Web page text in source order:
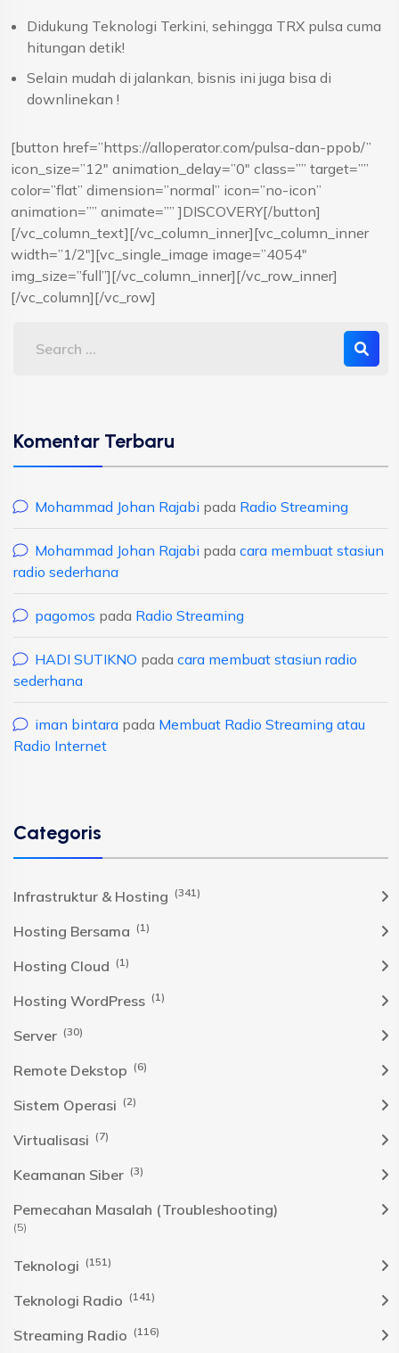
Didukung Teknologi Terkini, sehingga TRX pulsa cuma
hitungan detik!
Selain mudah di jalankan, bisnis ini juga bisa di
downlinekan !
[button href=”https://alloperator.com/pulsa-dan-ppob/”
icon_size=”12″ animation_delay=”0″ class=”” target=””
color=”flat” dimension=”normal” icon=”no-icon”
animation=”” animate=”” ]DISCOVERY[/button]
[/vc_column_text][/vc_column_inner][vc_column_inner
width=”1/2″][vc_single_image image=”4054″
img_size=”full”][/vc_column_inner][/vc_row_inner]
[/vc_column][/vc_row]
Komentar Terbaru
Mohammad Johan Rajabi pada Radio Streaming
Mohammad Johan Rajabi pada cara membuat stasiun
radio sederhana
pagomos pada Radio Streaming
HADI SUTIKNO pada cara membuat stasiun radio
sederhana
iman bintara pada Membuat Radio Streaming atau
Radio Internet
Categoris
Infrastruktur & Hosting (341)
Hosting Bersama (1)
Hosting Cloud (1)
Hosting WordPress (1)
Server (30)
Remote Dekstop (6)
Sistem Operasi (2)
Virtualisasi (7)
Keamanan Siber (3)
Pemecahan Masalah (Troubleshooting)
(5)
Teknologi (151)
Teknologi Radio (141)
Streaming Radio (116)